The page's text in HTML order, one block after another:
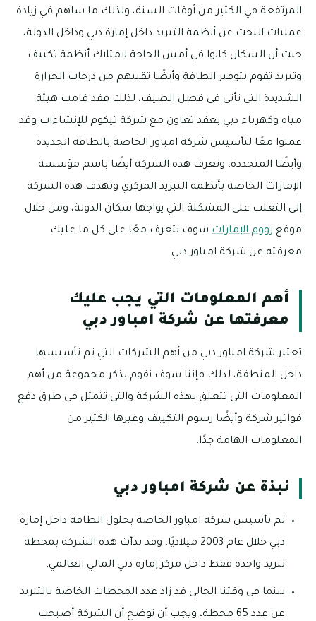
المرتفعة في الكثير من أوقات السنة، ولذلك ما ساهم في زيادة
عمليات البحث عن أنظمة التبريد داخل إمارة دبي وداخل الدولة،
حيث أن السكان كانوا في أمس الحاجة لامتلاك أنظمة تكييف
وتبريد تقوم بتوفير الطاقة وأيضًا تقييهم من درجات الحرارة
الشديدة التي تأتي في فصل الصيف، لذلك فقد قامت هيئة
مياه وكهرباء دبي بعقد تعاون مع شركة تيكوم للإنشاءات وقد
عملوا معًا لتأسيس شركة امباور الخاصة بالطاقة الجديدة
وأيضًا المتجددة، وتعرف هذه الشركة أيضًا باسم مؤسسة
الإمارات الخاصة بأنظمة التبريد المركزي وتهدف هذه الشركة
إلى التغلب على المشكلة التي يواجها سكان الدولة، ومن خلال
موقع زووم الإمارات سوف نتعرف معًا على كل ما عليك
معرفته عن شركة امباور دبي.
أهم المعلومات التي يجب عليك
معرفتها عن شركة امباور دبي
تعتبر شركة امباور دبي من أهم الشركات التي تم تأسيسها
داخل المنطقة، لذلك فإننا سوف نقوم بذكر مجموعة من أهم
المعلومات التي تتعلق بهذه الشركة والتي تتمثل في طرق دفع
فواتير شركة وأيضًا رسوم التكييف وغيرها الكثير من
المعلومات الهامة جدًا.
نبذة عن شركة امباور دبي
تم تأسيس شركة امباور الخاصة بحلول الطاقة داخل إمارة
دبي خلال عام 2003 ميلاديًا، وقد بدأت هذه الشركة بمحطة
تبريد واحدة فقط داخل مركز إمارة دبي المالي العالمي.
بينما في وقتنا الحالي قد زاد عدد المحطات الخاصة بالتبريد
عن عدد 65 محطة، ويجب أن نوضح أن الشركة أصبحت